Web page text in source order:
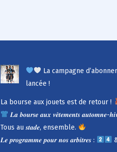
La campagne
lancée !
La bourse aux jouets est de retour !
𝑳𝒂 𝒃𝒐𝒖𝒓𝒔𝒆 𝒂𝒖𝒙 𝒗𝒆̂𝒕𝒆𝒎𝒆𝒏𝒕𝒔 𝒂𝒖𝒕𝒐𝒎𝒏𝒆-
Tous au 𝒔𝒕𝒂𝒅𝒆, ensemble.
𝑳𝒆 𝒑𝒓𝒐𝒈𝒓𝒂𝒎𝒎𝒆 𝒑𝒐𝒖𝒓 𝒏𝒐𝒔 𝒂𝒓𝒃𝒊𝒕𝒓𝒆𝒔 :